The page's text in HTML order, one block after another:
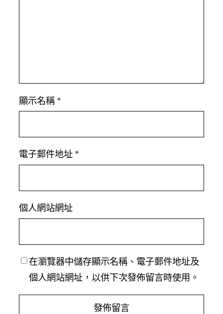
顯示名稱 *
電子郵件地址 *
個人網站網址
在瀏覽器中儲存顯示名稱、電子郵件地址及
個人網站網址，以供下次發佈留言時使用。